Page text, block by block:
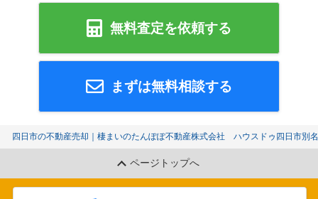
無料査定を依頼する
まずは無料相談する
四日市の不動産売却｜棲まいのたんぽぽ不動産株式会社 ハウスドゥ四日市別名
ページトップへ